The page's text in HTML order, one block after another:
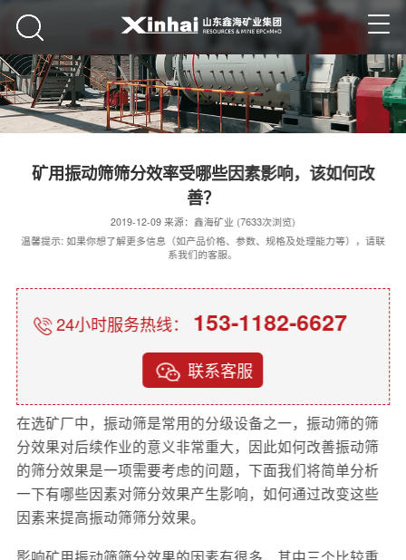
矿用振动筛筛分效率受哪些因素影响，该如何改
善？
2019-12-09 来源：鑫海矿业 (7633次浏览)
温馨提示: 如果你想了解更多信息（如产品价格、参数、规格及处理能力等），请联
系我们的客服。
24小时服务热线： 153-1182-6627
联系客服
在选矿厂中，振动筛是常用的分级设备之一，振动筛的筛
分效果对后续作业的意义非常重大，因此如何改善振动筛
的筛分效果是一项需要考虑的问题，下面我们将简单分析
一下有哪些因素对筛分效果产生影响，如何通过改变这些
因素来提高振动筛筛分效果。